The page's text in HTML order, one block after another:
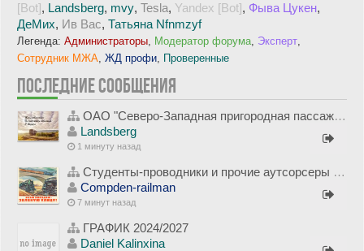
[Bot], Landsberg, mvy, Tesla, Yandex [Bot], Фыва Цукен,
ДеМих, Ив Вас, Татьяна Nfnmzyf
Легенда: Администраторы, Модератор форума, Эксперт,
Сотрудник МЖА, ЖД профи, Проверенные
ПОСЛЕДНИЕ СООБЩЕНИЯ
ОАО "Северо-Западная пригородная пассажирская компания"
Landsberg
1 минуту назад
Студенты-проводники и прочие аутсорсеры в ФПК
Compden-railman
7 минут назад
ГРАФИК 2024/2027
Daniel Kalinxina